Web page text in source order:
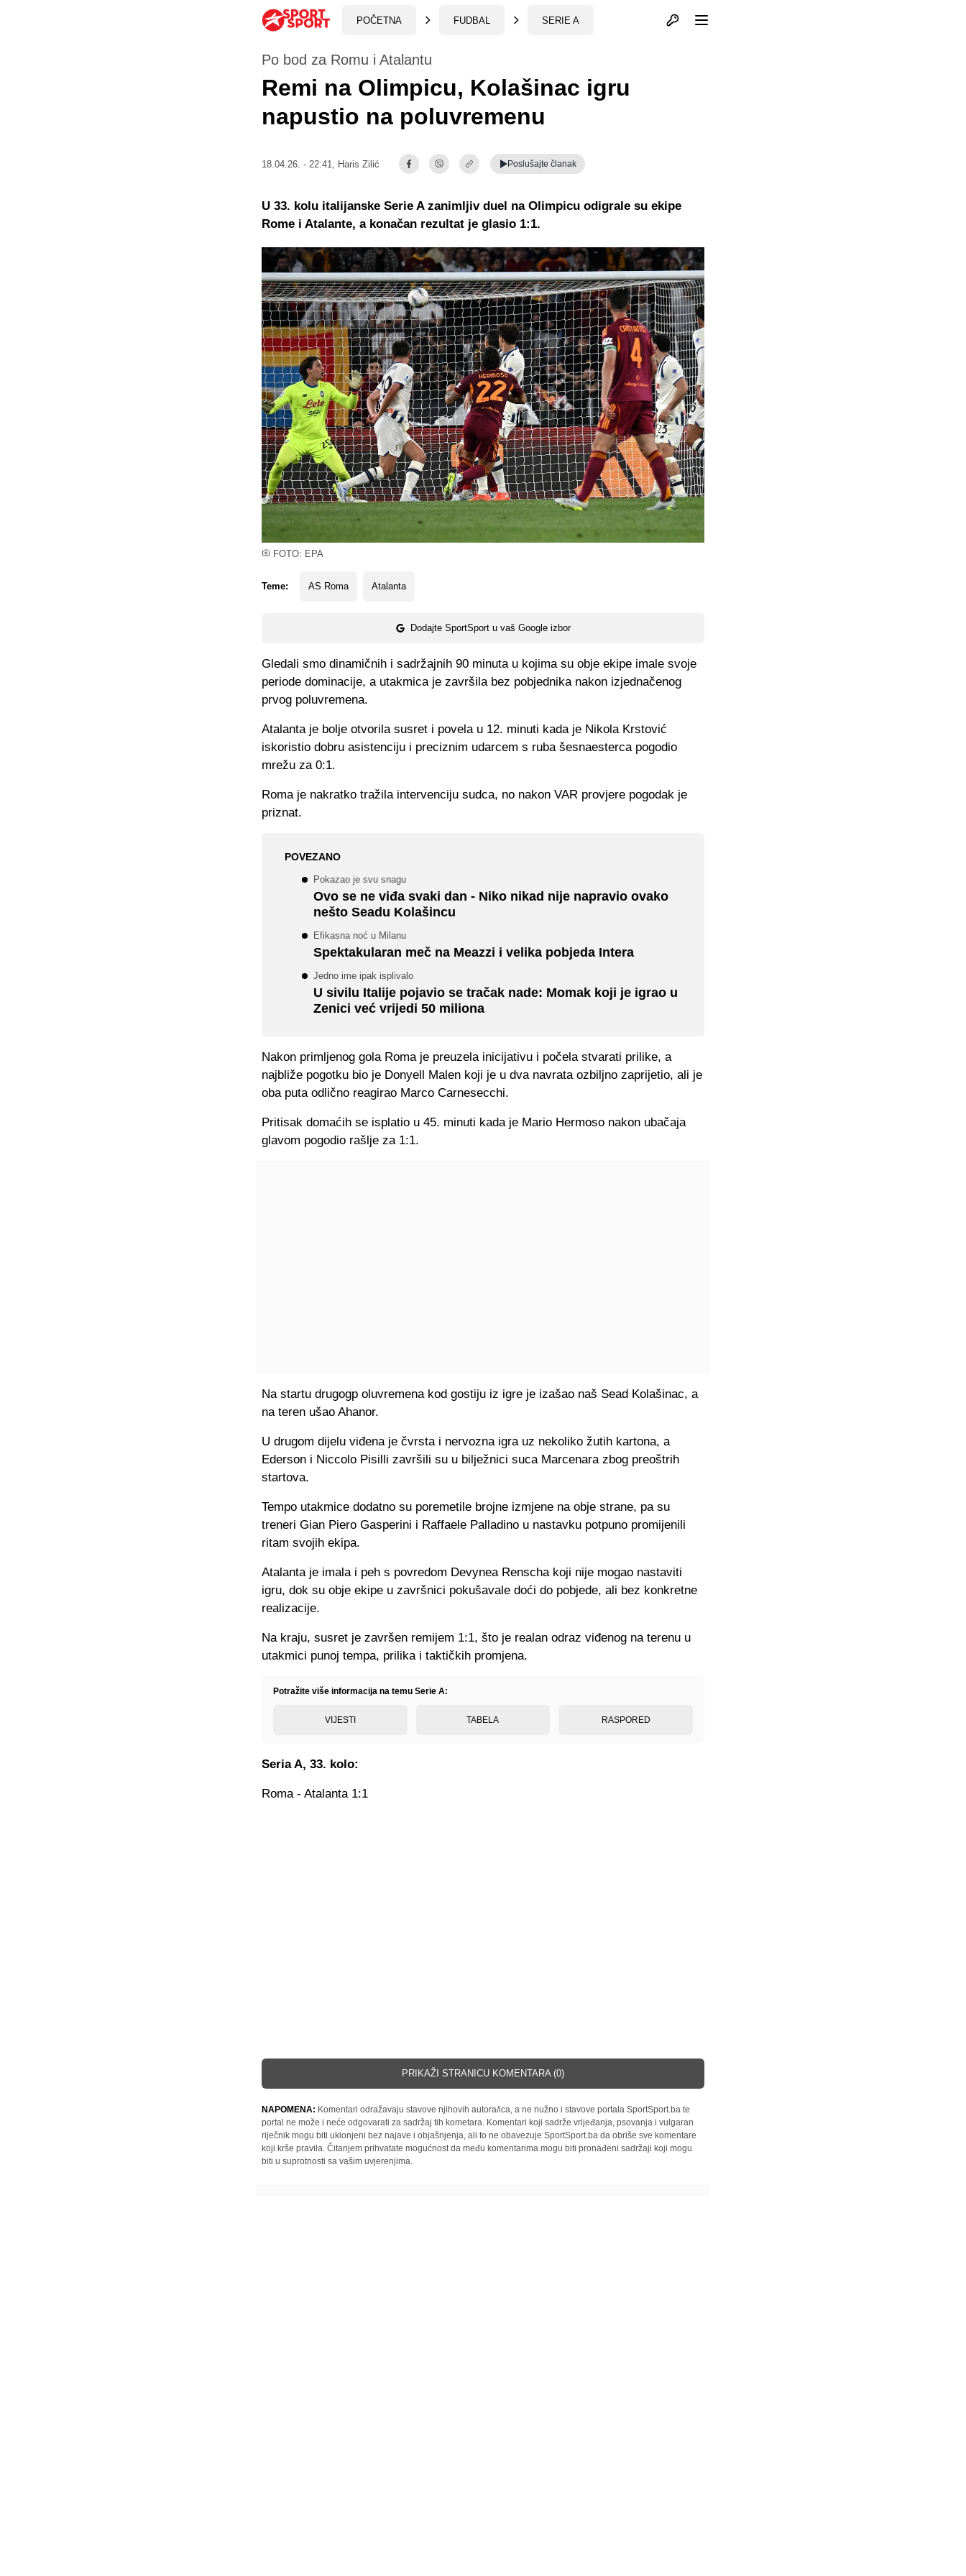
POČETNA FUDBAL SERIE A Otvori profil
FOTO: EPA
Po bod za Romu i Atalantu
Remi na Olimpicu, Kolašinac igru
napustio na poluvremenu
18.04.26. - 22:41, Haris Zilić Poslušajte članak
Teme: AS Roma Atalanta
Dodajte SportSport u vaš Google izbor
U 33. kolu italijanske Serie A zanimljiv duel na Olimpicu odigrale su ekipe
Rome i Atalante, a konačan rezultat je glasio 1:1.
Gledali smo dinamičnih i sadržajnih 90 minuta u kojima su obje ekipe imale svoje
periode dominacije, a utakmica je završila bez pobjednika nakon izjednačenog
prvog poluvremena.
Atalanta je bolje otvorila susret i povela u 12. minuti kada je Nikola Krstović
iskoristio dobru asistenciju i preciznim udarcem s ruba šesnaesterca pogodio
mrežu za 0:1.
Roma je nakratko tražila intervenciju sudca, no nakon VAR provjere pogodak je
priznat.
POVEZANO
Pokazao je svu snagu
Ovo se ne viđa svaki dan - Niko nikad nije napravio ovako
nešto Seadu Kolašincu
Efikasna noć u Milanu
Spektakularan meč na Meazzi i velika pobjeda Intera
Jedno ime ipak isplivalo
U sivilu Italije pojavio se tračak nade: Momak koji je igrao u
Zenici već vrijedi 50 miliona
Nakon primljenog gola Roma je preuzela inicijativu i počela stvarati prilike, a
najbliže pogotku bio je Donyell Malen koji je u dva navrata ozbiljno zaprijetio, ali je
oba puta odlično reagirao Marco Carnesecchi.
Pritisak domaćih se isplatio u 45. minuti kada je Mario Hermoso nakon ubačaja
glavom pogodio rašlje za 1:1.
Na startu drugogp oluvremena kod gostiju iz igre je izašao naš Sead Kolašinac, a
na teren ušao Ahanor.
U drugom dijelu viđena je čvrsta i nervozna igra uz nekoliko žutih kartona, a
Ederson i Niccolo Pisilli završili su u bilježnici suca Marcenara zbog preoštrih
startova.
Tempo utakmice dodatno su poremetile brojne izmjene na obje strane, pa su
treneri Gian Piero Gasperini i Raffaele Palladino u nastavku potpuno promijenili
ritam svojih ekipa.
Atalanta je imala i peh s povredom Devynea Renscha koji nije mogao nastaviti
igru, dok su obje ekipe u završnici pokušavale doći do pobjede, ali bez konkretne
realizacije.
Na kraju, susret je završen remijem 1:1, što je realan odraz viđenog na terenu u
utakmici punoj tempa, prilika i taktičkih promjena.
Potražite više informacija na temu Serie A:
VIJESTI TABELA RASPORED
Seria A, 33. kolo:
Roma - Atalanta 1:1
PRIKAŽI STRANICU KOMENTARA (0)
NAPOMENA: Komentari odražavaju stavove njihovih autora/ica, a ne nužno i stavove portala SportSport.ba te
portal ne može i neće odgovarati za sadržaj tih kometara. Komentari koji sadrže vrijeđanja, psovanja i vulgaran
riječnik mogu biti uklonjeni bez najave i objašnjenja, ali to ne obavezuje SportSport.ba da obriše sve komentare
koji krše pravila. Čitanjem prihvatate mogućnost da među komentarima mogu biti pronađeni sadržaji koji mogu
biti u suprotnosti sa vašim uvjerenjima.